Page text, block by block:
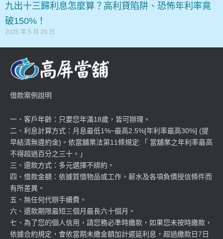
九出十三歸利息怎麼算？高利貸陷阱、恐怖年利率竟
破150%！
2025 年 5 月 20 日
借款案例說明
一、客戶年齡：只要您年滿18歲，皆可辦理。
二、利息計算方式：月息最低1%~最高2.5%[年利率最高30%] (提
早結清無違約金)。依當舖業法第11條規定:「 當舖業之年利率最高
不得超過百分之三十。」
三、還款方式：多元選擇不綁約。
四、借款金額：依據質借物品或工作，薪水及各項負債授信條件而
有所差異。
五、無任何代辦手續費。
六、還款期限最短三個月最長六十個月。
七、為了您的個人信用，請您務必準時繳款，如果您未按時繳款，
依據合約規定，會依當期未繳金額加計遲延利息，超過繳款日7日